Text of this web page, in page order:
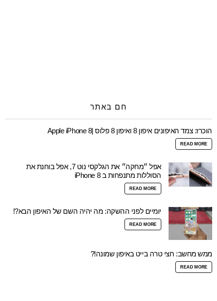
חם באתר
הוכרז: צמד האיפונים איפון 8 ואיפון 8 פלוס |Apple iPhone 8
READ MORE
אפל ״מחקה״ את הגלקסי נוט 7, אפל בוחנת את
הסוללות מתנפחות ב iPhone 8
READ MORE
יומיים לפני ההשקה: מה יהיה השם של האיפון הבא?!
READ MORE
ממש מחשב: חצי טרה בייט באיפון שמונה!?
READ MORE